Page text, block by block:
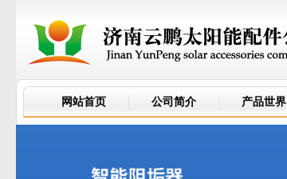
网站首页 公司简介 产品世界